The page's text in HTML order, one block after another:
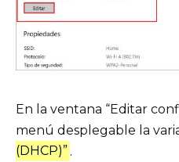
En la ventana “Editar
menú desplegable la
(DHCP)” .